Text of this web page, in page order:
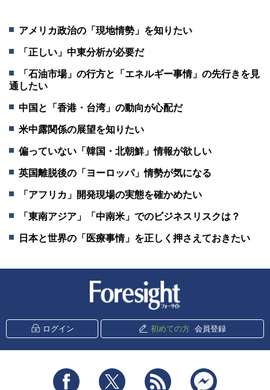
アメリカ政治の「現地情勢」を知りたい
「正しい」中東分析が必要だ
「石油市場」の行方と「エネルギー事情」の先行きを見
通したい
中国と「香港・台湾」の動向が心配だ
米中露関係の展望を知りたい
偏っていない「韓国・北朝鮮」情報が欲しい
英国離脱後の「ヨーロッパ」情勢が気になる
「アフリカ」開発現場の実態を確かめたい
「東南アジア」「中南米」でのビジネスリスクは？
日本と世界の「医療事情」を正しく押さえておきたい
ログイン 初めての方 会員登録
Facebook Twitter RSS